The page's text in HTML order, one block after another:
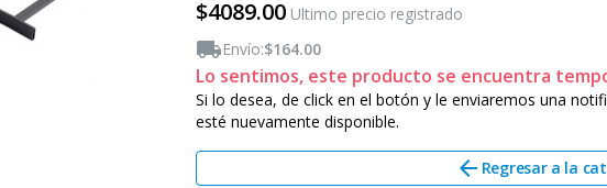
$4089.00 Ultimo precio registrado
local_shippingEnvío:$164.00
Lo sentimos, este producto se encuentra
Si lo desea, de click en el botón y le enviaremos una
esté nuevamente disponible.
arrow_back Regresar a la